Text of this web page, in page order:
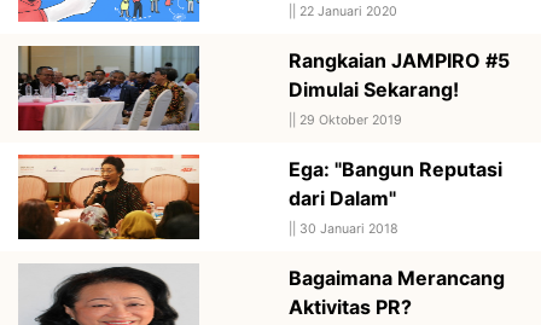
22 Januari 2020
Rangkaian JAMPIRO #5
Dimulai Sekarang!
29 Oktober 2019
Ega: "Bangun Reputasi
dari Dalam"
30 Januari 2018
Bagaimana Merancang
Aktivitas PR?